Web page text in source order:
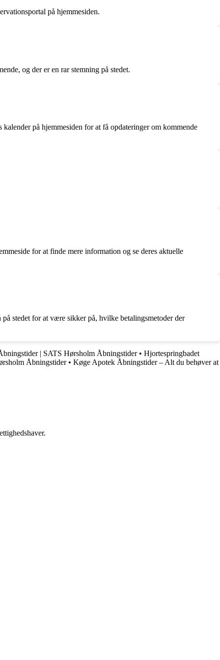
på hjemmesiden.
og der er en rar stemning på stedet.
på hjemmesiden for at få opdateringer om kommende
for at finde mere information og se deres aktuelle
stedet for at være sikker på, hvilke betalingsmetoder der
| SATS Hørsholm Åbningstider• Hjortespringbadet
Åbningstider• Køge Apotek Åbningstider – Alt du behøver at